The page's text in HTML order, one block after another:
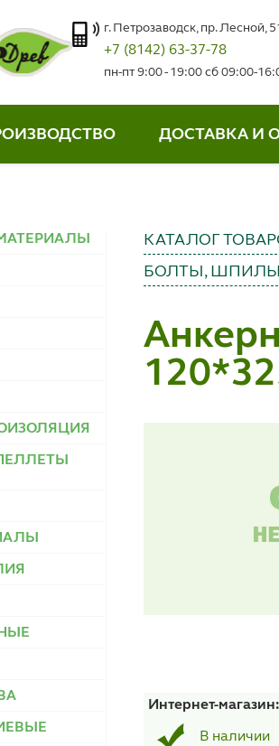
г. Петрозаводск, пр. Лесной,
+7 (8142) 63-37-78
пн-пт 9:00 - 19:00 сб 09:00-
ДОСТАВКА И
КАТАЛОГ
БОЛТЫ,
Интернет-магазин:
В наличии